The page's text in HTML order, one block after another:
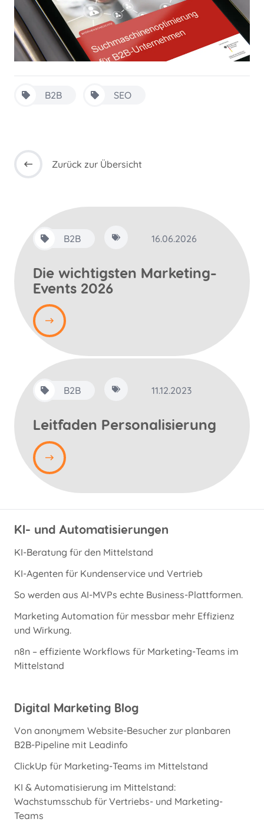
B2B SEO
Zurück zur Übersicht
B2B 16.06.2026
Die wichtigsten Marketing-
Events 2026
B2B 11.12.2023
Leitfaden Personalisierung
KI- und Automatisierungen
KI-Beratung für den Mittelstand
KI-Agenten für Kundenservice und Vertrieb
So werden aus AI-MVPs echte Business-Plattformen.
Marketing Automation für messbar mehr Effizienz
und Wirkung.
n8n – effiziente Workflows für Marketing-Teams im
Mittelstand
Digital Marketing Blog
Von anonymem Website-Besucher zur planbaren
B2B-Pipeline mit Leadinfo
ClickUp für Marketing-Teams im Mittelstand
KI & Automatisierung im Mittelstand:
Wachstumsschub für Vertriebs- und Marketing-
Teams